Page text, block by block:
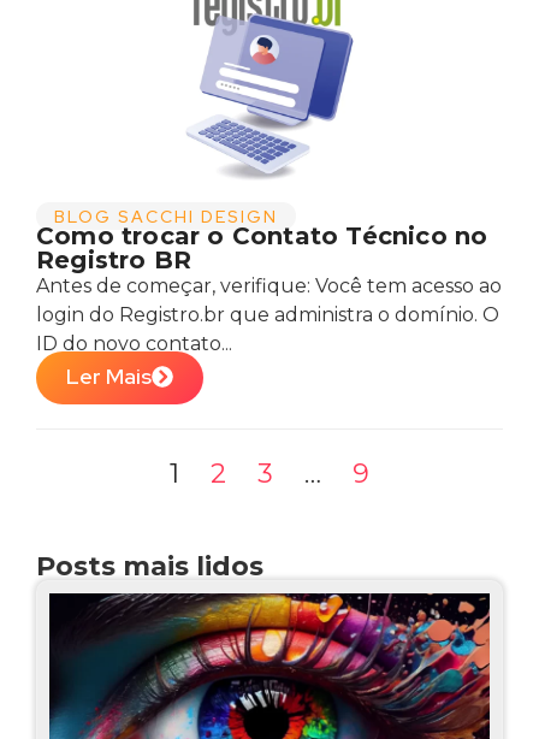
BLOG SACCHI DESIGN
Como trocar o Contato Técnico no
Registro BR
Antes de começar, verifique: Você tem acesso ao
login do Registro.br que administra o domínio. O
ID do novo contato...
Ler Mais
1 2 3 … 9
Posts mais lidos